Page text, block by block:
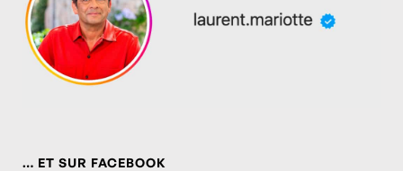
… ET SUR FACEBOOK